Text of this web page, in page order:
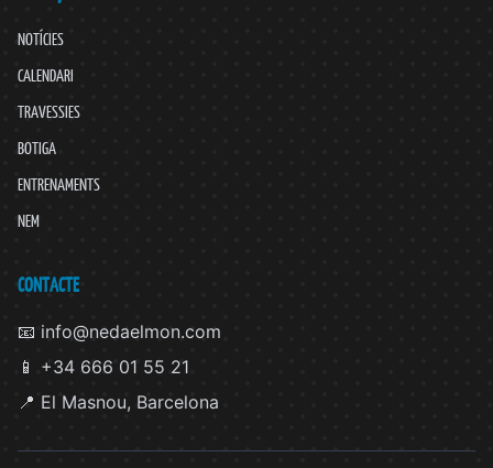
NOTÍCIES
CALENDARI
TRAVESSIES
BOTIGA
ENTRENAMENTS
NEM
CONTACTE
📧 info@nedaelmon.com
📱 +34 666 01 55 21
📍 El Masnou, Barcelona